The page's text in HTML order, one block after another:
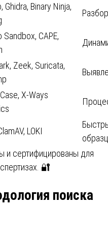
Ghidra, Binary Ninja,
Sandbox, CAPE,
Zeek, Suricata,
X-Ways
LOKI
и сертифицированы для
🔐
поиска